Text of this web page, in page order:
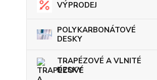
VÝPRODEJ
POLYKARBONÁTOVÉ
DESKY
TRAPÉZOVÉ A VLNITÉ
DESKY